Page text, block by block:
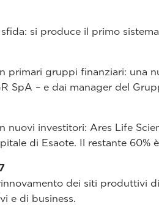
si produce il primo
primari gruppi finanziari: una
SpA – e dai manager del
nuovi investitori: Ares Life
di Esaote. Il restante 60%
dei siti produttivi
e di business.